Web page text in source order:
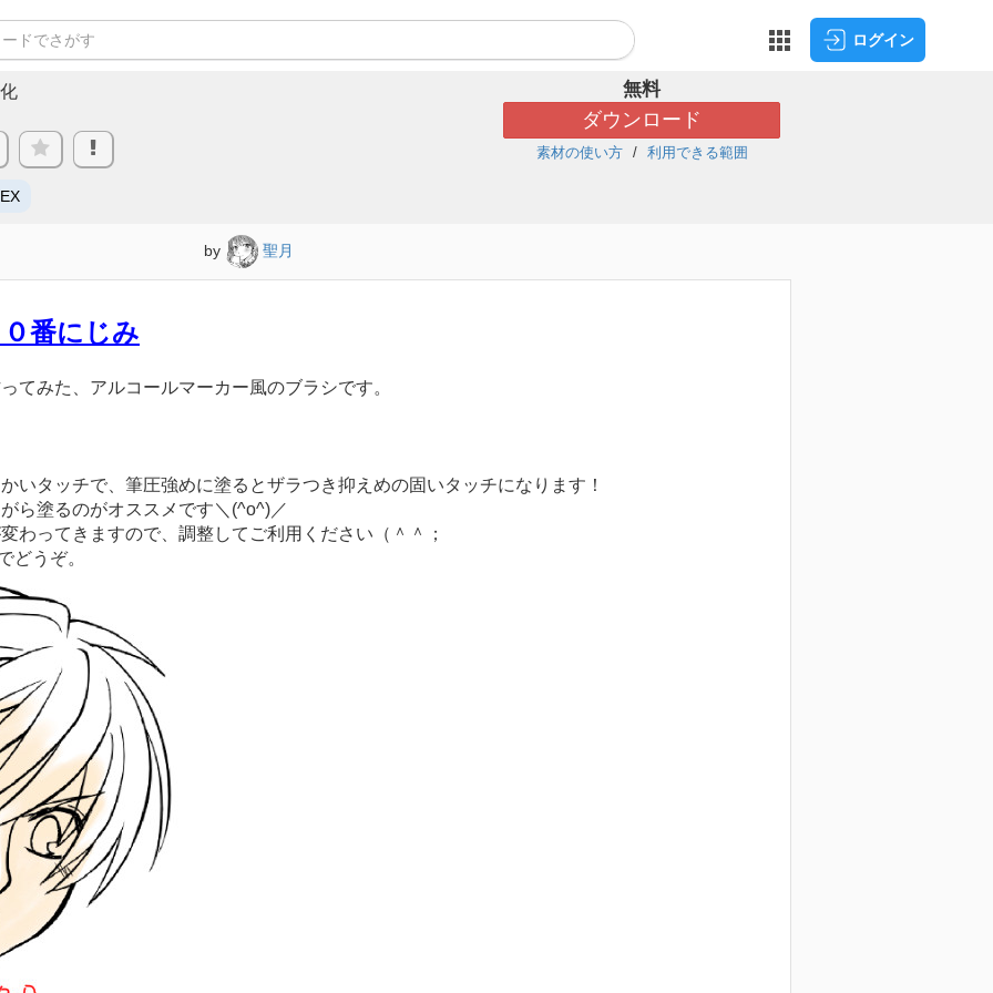
ログイン
無料
ダウンロード
素材の使い方 利用できる範囲
by 聖月
番にじみ
てみた、アルコールマーカー風のブラシです。
いタッチで、筆圧強めに塗るとザラつき抑えめの固いタッチになります！
ら塗るのがオススメです＼(^o^)／
わってきますので、調整してご利用ください（＾＾；
どうぞ。